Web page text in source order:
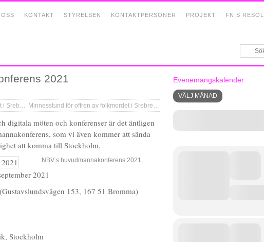
FN:S
PROJEKT
KONTAKTPERSONER
STYRELSEN
KONTAKT
2021
Minnesstund för offren av folkmordet i Srebrenica
digitala möten och konferenser är det äntligen
som vi även kommer att sända
att komma till Stockholm.
NBV:s huvudmannakonferens 2021
2021
153, 167 51 Bromma)
Stockholm
Evenemangskalender
VÄLJ MÅNAD